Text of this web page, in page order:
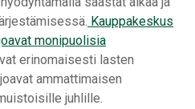
Kauppakeskus
monipuolisia
erinomaisesti lasten
ammattimaisen
juhlille.